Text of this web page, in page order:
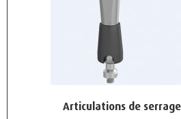
Articulations de